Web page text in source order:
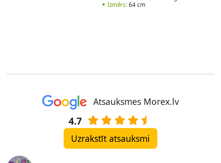
Izmērs:64 cm
Atsauksmes Morex.lv
4.7
Uzrakstīt atsauksmi